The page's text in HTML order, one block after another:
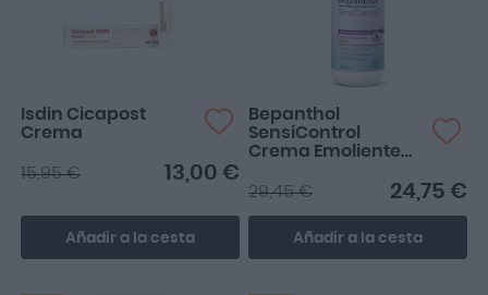
Isdin Cicapost
Crema
13,00 €
15,95 €
Añadir a la cesta
Bepanthol
SensiControl
Crema Emoliente
24,75 €
29,45 €
Añadir a la cesta